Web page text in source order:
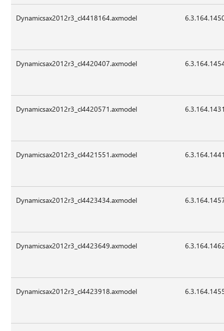
Dynamicsax2012r3_cl4418164.axmodel
Dynamicsax2012r3_cl4420407.axmodel
Dynamicsax2012r3_cl4420571.axmodel
Dynamicsax2012r3_cl4421551.axmodel
Dynamicsax2012r3_cl4423434.axmodel
Dynamicsax2012r3_cl4423649.axmodel
Dynamicsax2012r3_cl4423918.axmodel